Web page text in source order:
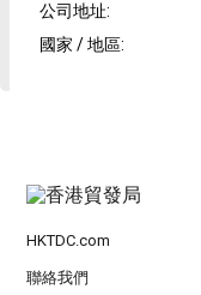
公司地址:
國家 / 地區:
HKTDC.com
聯絡我們